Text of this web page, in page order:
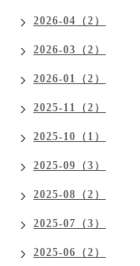
2026-04（2）
2026-03（2）
2026-01（2）
2025-11（2）
2025-10（1）
2025-09（3）
2025-08（2）
2025-07（3）
2025-06（2）